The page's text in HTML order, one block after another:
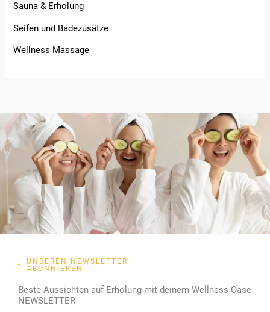
Sauna & Erholung
Seifen und Badezusätze
Wellness Massage
UNSEREN NEWSLETTER
ABONNIEREN
Beste Aussichten auf Erholung mit deinem Wellness Oase
NEWSLETTER